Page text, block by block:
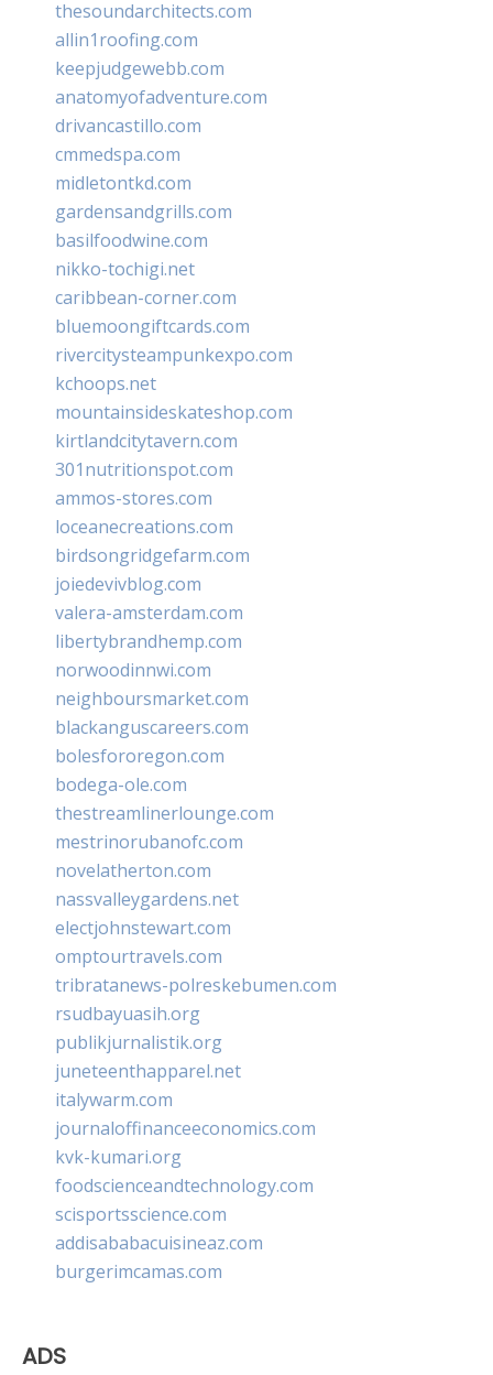
thesoundarchitects.com
allin1roofing.com
keepjudgewebb.com
anatomyofadventure.com
drivancastillo.com
cmmedspa.com
midletontkd.com
gardensandgrills.com
basilfoodwine.com
nikko-tochigi.net
caribbean-corner.com
bluemoongiftcards.com
rivercitysteampunkexpo.com
kchoops.net
mountainsideskateshop.com
kirtlandcitytavern.com
301nutritionspot.com
ammos-stores.com
loceanecreations.com
birdsongridgefarm.com
joiedevivblog.com
valera-amsterdam.com
libertybrandhemp.com
norwoodinnwi.com
neighboursmarket.com
blackanguscareers.com
bolesfororegon.com
bodega-ole.com
thestreamlinerlounge.com
mestrinorubanofc.com
novelatherton.com
nassvalleygardens.net
electjohnstewart.com
omptourtravels.com
tribratanews-polreskebumen.com
rsudbayuasih.org
publikjurnalistik.org
juneteenthapparel.net
italywarm.com
journaloffinanceeconomics.com
kvk-kumari.org
foodscienceandtechnology.com
scisportsscience.com
addisababacuisineaz.com
burgerimcamas.com
ADS